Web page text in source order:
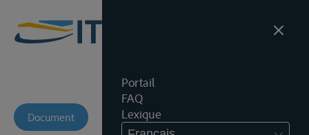
Portail
FAQ
Lexique
Document